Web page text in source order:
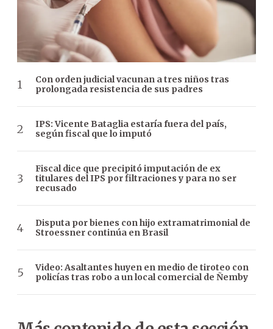
Con orden judicial vacunan a tres niños tras
prolongada resistencia de sus padres
IPS: Vicente Bataglia estaría fuera del país,
según fiscal que lo imputó
Fiscal dice que precipitó imputación de ex
titulares del IPS por filtraciones y para no ser
recusado
Disputa por bienes con hijo extramatrimonial de
Stroessner continúa en Brasil
Video: Asaltantes huyen en medio de tiroteo con
policías tras robo a un local comercial de Ñemby